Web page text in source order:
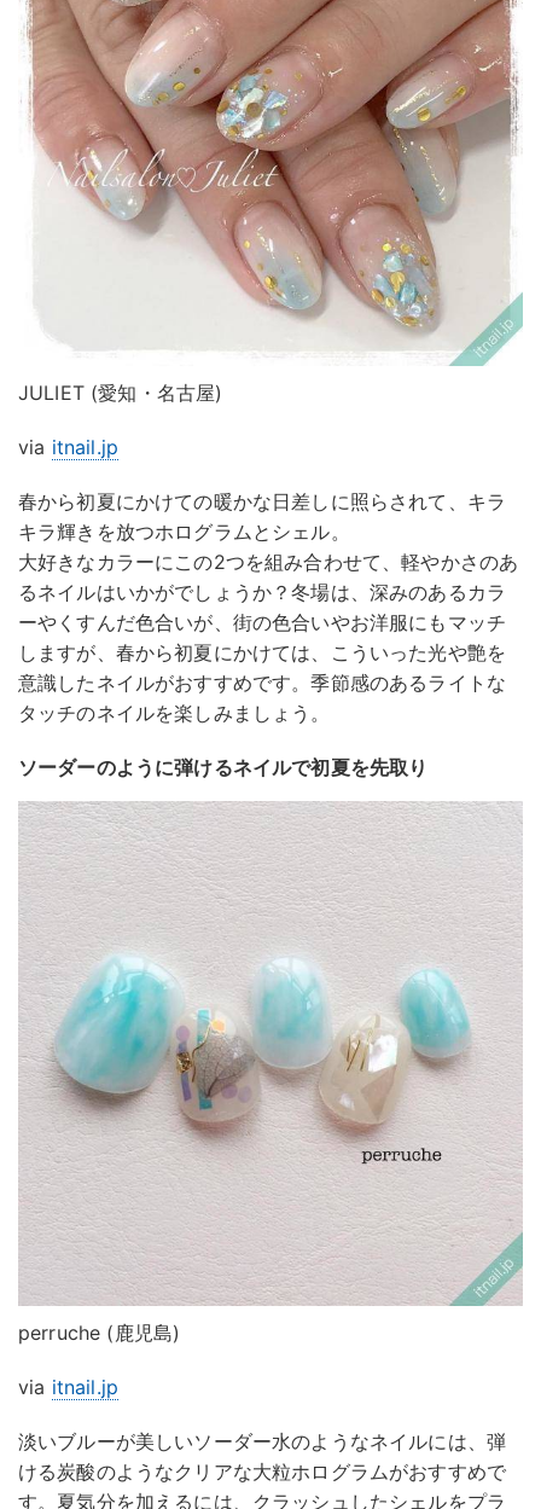
JULIET (愛知・名古屋)
via itnail.jp
春から初夏にかけての暖かな日差しに照らされて、キラ
キラ輝きを放つホログラムとシェル。
大好きなカラーにこの2つを組み合わせて、軽やかさのあ
るネイルはいかがでしょうか？冬場は、深みのあるカラ
ーやくすんだ色合いが、街の色合いやお洋服にもマッチ
しますが、春から初夏にかけては、こういった光や艶を
意識したネイルがおすすめです。季節感のあるライトな
タッチのネイルを楽しみましょう。
ソーダーのように弾けるネイルで初夏を先取り
perruche (鹿児島)
via itnail.jp
淡いブルーが美しいソーダー水のようなネイルには、弾
ける炭酸のようなクリアな大粒ホログラムがおすすめで
す。夏気分を加えるには、クラッシュしたシェルをプラ